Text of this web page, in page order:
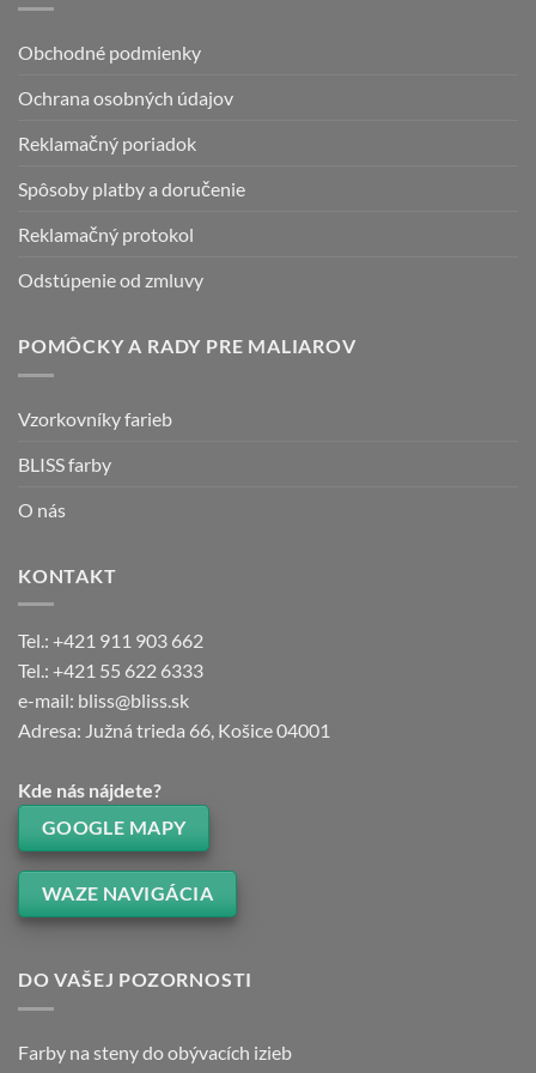
si
vybrať
stránke
produktu.
Obchodné podmienky
Ochrana osobných údajov
Reklamačný poriadok
Spôsoby platby a doručenie
Reklamačný protokol
Odstúpenie od zmluvy
POMÔCKY A RADY PRE MALIAROV
Vzorkovníky farieb
BLISS farby
O nás
KONTAKT
Tel.: +421 911 903 662
Tel.: +421 55 622 6333
e-mail: bliss@bliss.sk
Adresa: Južná trieda 66, Košice 04001
Kde nás nájdete?
GOOGLE MAPY
WAZE NAVIGÁCIA
DO VAŠEJ POZORNOSTI
Farby na steny do obývacích izieb